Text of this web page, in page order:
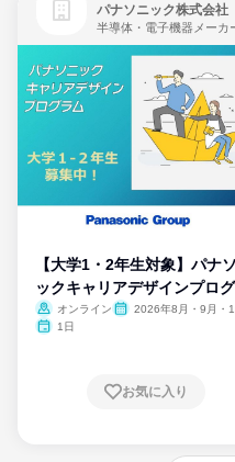
パナソニック株式会社
半導体・電子機器メーカ
【大学1・2年生対象】パナ
ックキャリアデザインプロ
ム
オンライン
2026年8月・9月・
1日
お気に入り